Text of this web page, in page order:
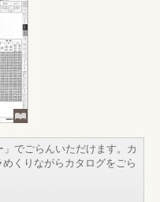
でごらんいただけます。カ
くりながらカタログをごら